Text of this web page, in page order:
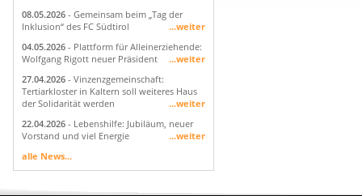
08.05.2026 - Gemeinsam beim „Tag der
Inklusion“ des FC Südtirol
...weiter
04.05.2026 - Plattform für Alleinerziehende:
Wolfgang Rigott neuer Präsident
...weiter
27.04.2026 - Vinzenzgemeinschaft:
Tertiarkloster in Kaltern soll weiteres Haus
der Solidarität werden
...weiter
22.04.2026 - Lebenshilfe: Jubiläum, neuer
Vorstand und viel Energie
...weiter
alle News...